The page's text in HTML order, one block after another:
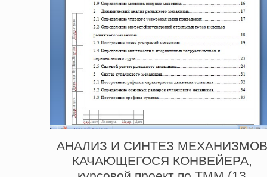
АНАЛИЗ И СИНТЕЗ МЕХАНИЗМОВ
КАЧАЮЩЕГОСЯ КОНВЕЙЕРА,